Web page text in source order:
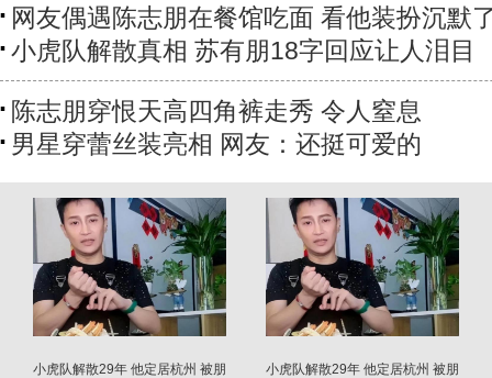
网友偶遇陈志朋在餐馆吃面 看他装扮沉默
小虎队解散真相 苏有朋18字回应让人泪目
陈志朋穿恨天高四角裤走秀 令人窒息
男星穿蕾丝装亮相 网友：还挺可爱的
小虎队解散29年 他定居杭州 被朋
小虎队解散29年 他定居杭州 被朋